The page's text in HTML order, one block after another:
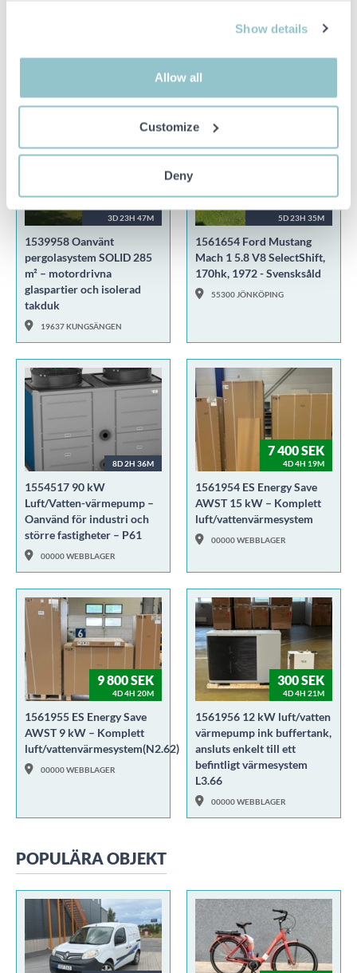
Show details
Allow all
Customize
Deny
51250 SVENLJUNGA
3D 23H 47M
1539958 Oanvänt
pergolasystem SOLID 285
m² – motordrivna
glaspartier och isolerad
takduk
19637 KUNGSÄNGEN
5D 23H 35M
1561654 Ford Mustang
Mach 1 5.8 V8 SelectShift,
170hk, 1972 - Svensksåld
55300 JÖNKÖPING
8D 2H 36M
1554517 90 kW
Luft/Vatten-värmepump –
Oanvänd för industri och
större fastigheter – P61
00000 WEBBLAGER
7 400 SEK
4D 4H 19M
1561954 ES Energy Save
AWST 15 kW – Komplett
luft/vattenvärmesystem
00000 WEBBLAGER
9 800 SEK
4D 4H 20M
1561955 ES Energy Save
AWST 9 kW – Komplett
luft/vattenvärmesystem(N2.62)
00000 WEBBLAGER
300 SEK
4D 4H 21M
1561956 12 kW luft/vatten
värmepump ink buffertank,
ansluts enkelt till ett
befintligt värmesystem
L3.66
00000 WEBBLAGER
POPULÄRA OBJEKT